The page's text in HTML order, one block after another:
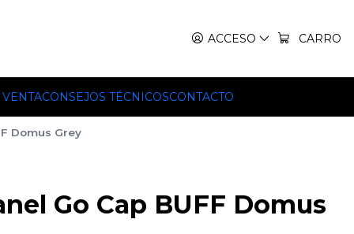
ACCESO CARRO
CONSEJOS TÉCNICOSCONTACTO
Domus Grey
Go Cap BUFF Domus